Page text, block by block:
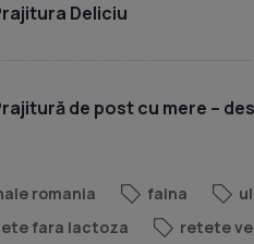
Deliciu
de post cu mere –
romania faina
fara lactoza retete